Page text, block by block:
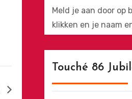
Meld je aan door op
klikken en je naam
Touché 86